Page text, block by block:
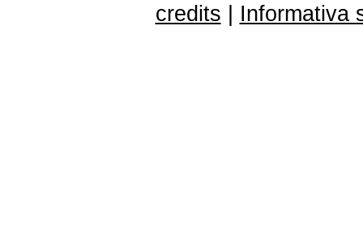
credits
Informativa